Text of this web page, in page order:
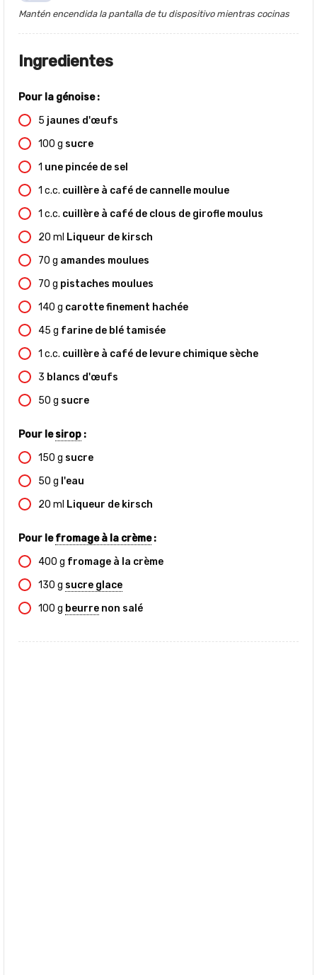
Mantén encendida la pantalla de tu dispositivo mientras cocinas
Ingredientes
Pour la génoise :
5 jaunes d'œufs
100 g sucre
1 une pincée de sel
1 c.c. cuillère à café de cannelle moulue
1 c.c. cuillère à café de clous de girofle moulus
20 ml Liqueur de kirsch
70 g amandes moulues
70 g pistaches moulues
140 g carotte finement hachée
45 g farine de blé tamisée
1 c.c. cuillère à café de levure chimique sèche
3 blancs d'œufs
50 g sucre
Pour lesirop :
150 g sucre
50 g l'eau
20 ml Liqueur de kirsch
Pour lefromage à la crème:
400 g fromage à la crème
130 g sucre glace
100 g beurre non salé